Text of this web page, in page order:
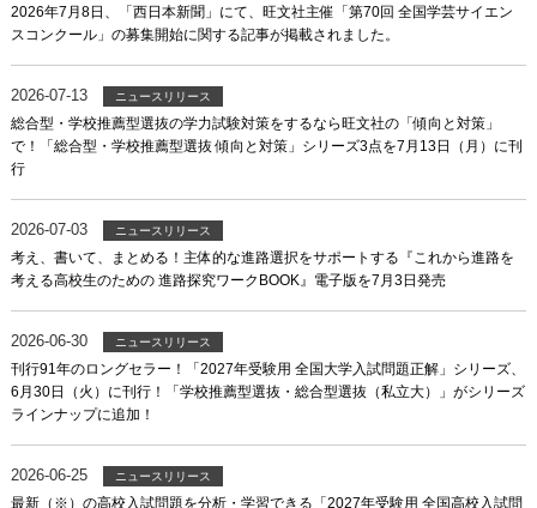
2026年7月8日、「西日本新聞」にて、旺文社主催「第70回 全国学芸サイエン
スコンクール」の募集開始に関する記事が掲載されました。
2026-07-13 ニュースリリース
総合型・学校推薦型選抜の学力試験対策をするなら旺文社の「傾向と対策」
で！「総合型・学校推薦型選抜 傾向と対策」シリーズ3点を7月13日（月）に刊
行
2026-07-03 ニュースリリース
考え、書いて、まとめる！主体的な進路選択をサポートする『これから進路を
考える高校生のための 進路探究ワークBOOK』電子版を7月3日発売
2026-06-30 ニュースリリース
刊行91年のロングセラー！「2027年受験用 全国大学入試問題正解」シリーズ、
6月30日（火）に刊行！「学校推薦型選抜・総合型選抜（私立大）」がシリーズ
ラインナップに追加！
2026-06-25 ニュースリリース
最新（※）の高校入試問題を分析・学習できる「2027年受験用 全国高校入試問